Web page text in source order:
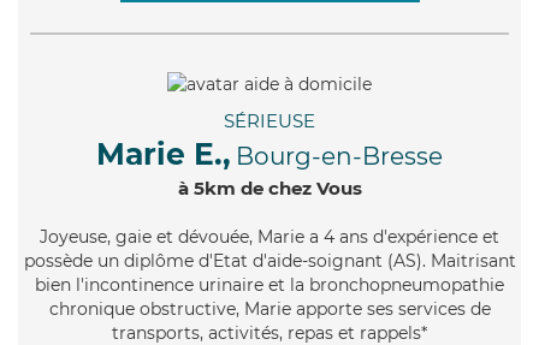
SÉRIEUSE
Marie E., Bourg-en-Bresse
à 5km de chez Vous
Joyeuse, gaie et dévouée, Marie a 4 ans d'expérience et
possède un diplôme d'Etat d'aide-soignant (AS). Maitrisant
bien l'incontinence urinaire et la bronchopneumopathie
chronique obstructive, Marie apporte ses services de
transports, activités, repas et rappels*